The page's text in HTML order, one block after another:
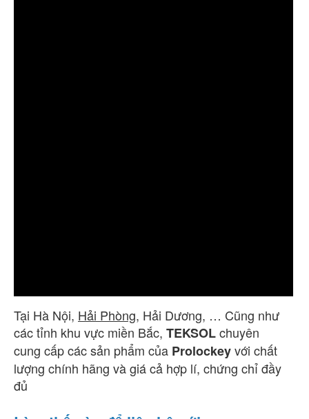
Tại Hà Nội, Hải Phòng, Hải Dương, … Cũng như
các tỉnh khu vực miền Bắc, TEKSOLchuyên
cung cấp các sản phẩm của Prolockeyvới chất
lượng chính hãng và giá cả hợp lí, chứng chỉ đầy
đủ